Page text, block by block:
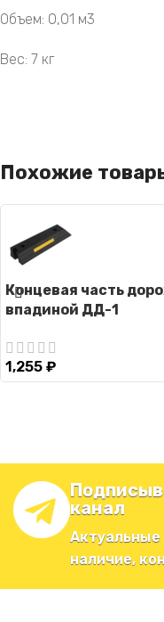
Объем: 0,01 м3
Вес: 7 кг
Похожие
Концевая часть
впадиной ДД-1
1,255 ₽
канал
наличие,